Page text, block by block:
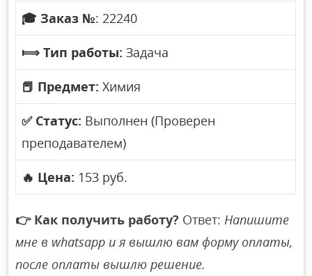
🎓 Заказ №: 22240
⟾ Тип работы: Задача
📕 Предмет: Химия
✅ Статус: Выполнен (Проверен
преподавателем)
🔥 Цена: 153 руб.
👉 Как получить работу? Ответ:Напишите
мне в whatsapp и я вышлю вам форму оплаты,
после оплаты вышлю решение.